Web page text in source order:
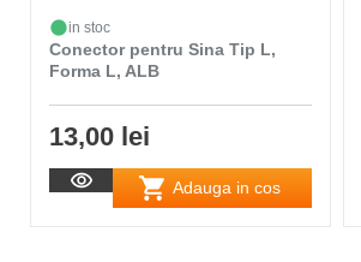
in stoc
Conector pentru Sina Tip L,
Forma L, ALB
13,00 lei
Adauga in cos